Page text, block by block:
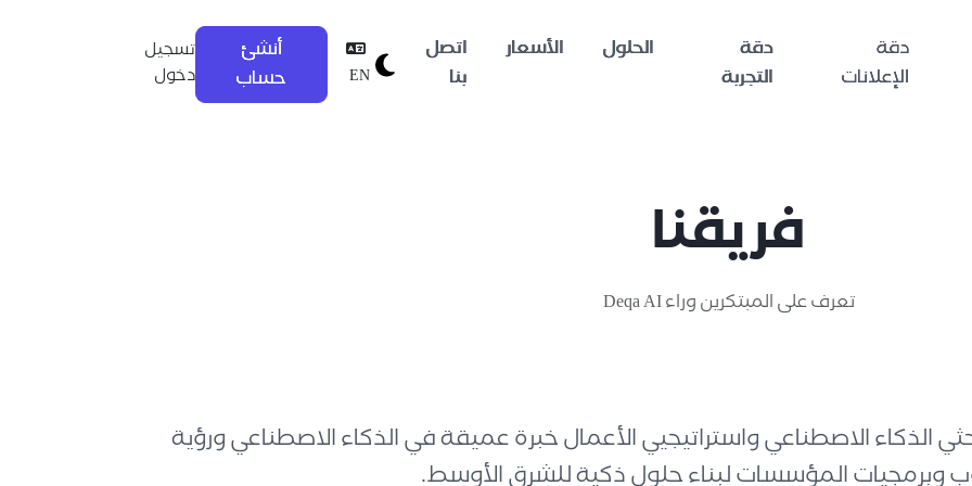
دقة
الإعلانات
دقة
التجربة
الحلول الأسعار
اتصل
بنا
EN
أنشئ
حساب
تسجيل
دخول
فريقنا
تعرف على المبتكرين وراء Deqa AI
الذكاء الاصطناعي واستراتيجيي الأعمال خبرة عميقة في الذكاء الاصطناعي ورؤية